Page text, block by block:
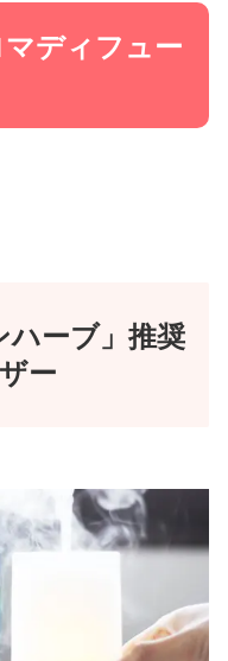
ディフュー
ハーブ」推奨
ー